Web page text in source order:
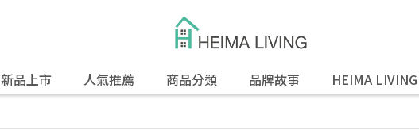
新品上市 人氣推薦 商品分類 品牌故事 HEIMA